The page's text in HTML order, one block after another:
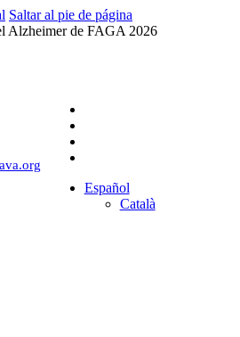
Saltar al pie de página
Alzheimer de FAGA 2026
Español
Català